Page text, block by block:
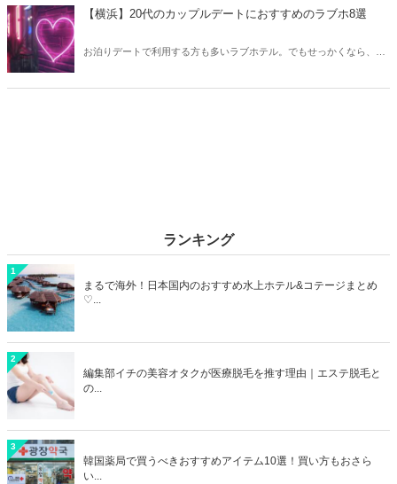
クしてみましょう。
【横浜】20代のカップルデートにおすすめのラブホ8選
お泊りデートで利用する方も多いラブホテル。でもせっかくなら、キ
カップルデートにおすすめのラブホを横浜エリアからご紹介します！
ランキング
1
まるで海外！日本国内のおすすめ水上ホテル&コテージまとめ
♡...
2
編集部イチの美容オタクが医療脱毛を推す理由｜エステ脱毛と
の...
3
韓国薬局で買うべきおすすめアイテム10選！買い方もおさら
い...